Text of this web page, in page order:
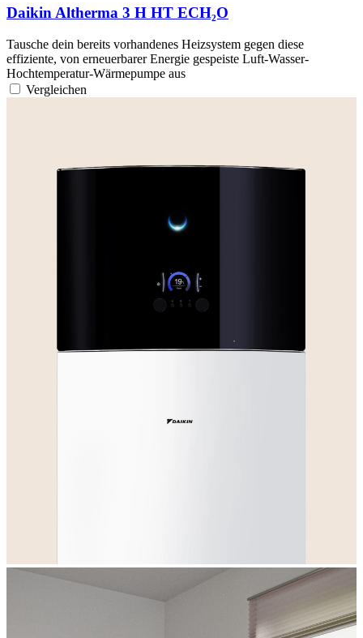
Daikin Altherma 3 H HT ECH₂O
Tausche dein bereits vorhandenes Heizsystem gegen diese
effiziente, von erneuerbarer Energie gespeiste Luft-Wasser-
Hochtemperatur-Wärmepumpe aus
Vergleichen